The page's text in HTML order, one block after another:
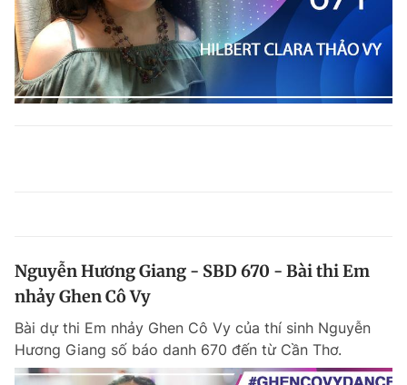
Nguyễn Hương Giang - SBD 670 - Bài thi Em
nhảy Ghen Cô Vy
Bài dự thi Em nhảy Ghen Cô Vy của thí sinh Nguyễn
Hương Giang số báo danh 670 đến từ Cần Thơ.